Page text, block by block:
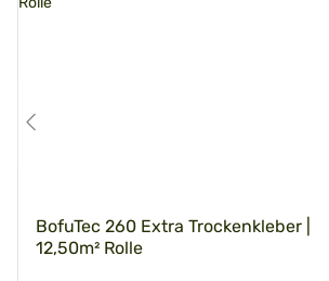
BofuTec 260 Extra Trockenkleber |
12,50m² Rolle